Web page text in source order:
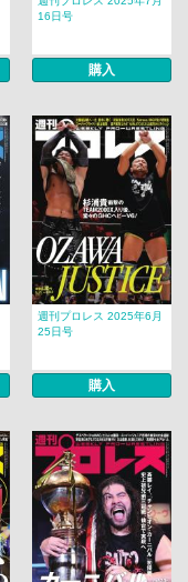
16日号
購入
週刊プロレス 2025年6月
25日号
購入